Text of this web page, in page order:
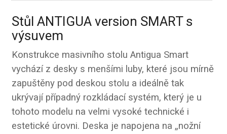
Stůl ANTIGUA version SMART s
výsuvem
Konstrukce masivního stolu Antigua Smart
vychází z desky s menšími luby, které jsou mírně
zapuštěny pod deskou stolu a ideálně tak
ukrývají případný rozkládací systém, který je u
tohoto modelu na velmi vysoké technické i
estetické úrovni. Deska je napojena na „nožní